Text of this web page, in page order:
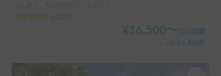
5.00
42
¥ 16,500〜/24時間
＋システム利用料